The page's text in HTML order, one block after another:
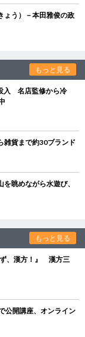
ょう）－本田雅俊の政
もっと見る
入 名店監修から冷
貨まで約30ブランド
眺めながら水遊び、
もっと見る
、漢方！』 漢方三
公開講座、オンライン